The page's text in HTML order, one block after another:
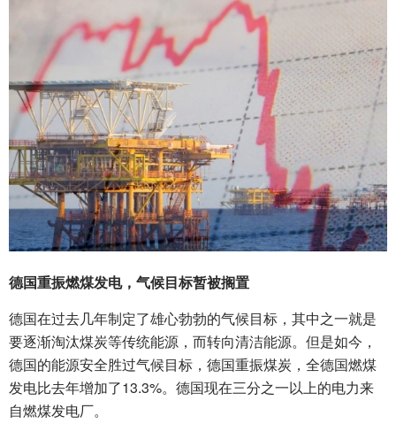
德国重振燃煤发电，气候目标暂被搁置
德国在过去几年制定了雄心勃勃的气候目标，其中之一就是
要逐渐淘汰煤炭等传统能源，而转向清洁能源。但是如今，
德国的能源安全胜过气候目标，德国重振煤炭，全德国燃煤
发电比去年增加了13.3%。德国现在三分之一以上的电力来
自燃煤发电厂。